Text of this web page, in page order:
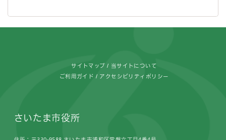
サイトマップ 当サイトについて
ご利用ガイド アクセシビリティポリシー
さいたま市役所